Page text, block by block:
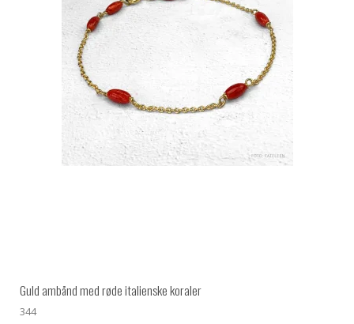
Guld ambånd med røde italienske koraler
344